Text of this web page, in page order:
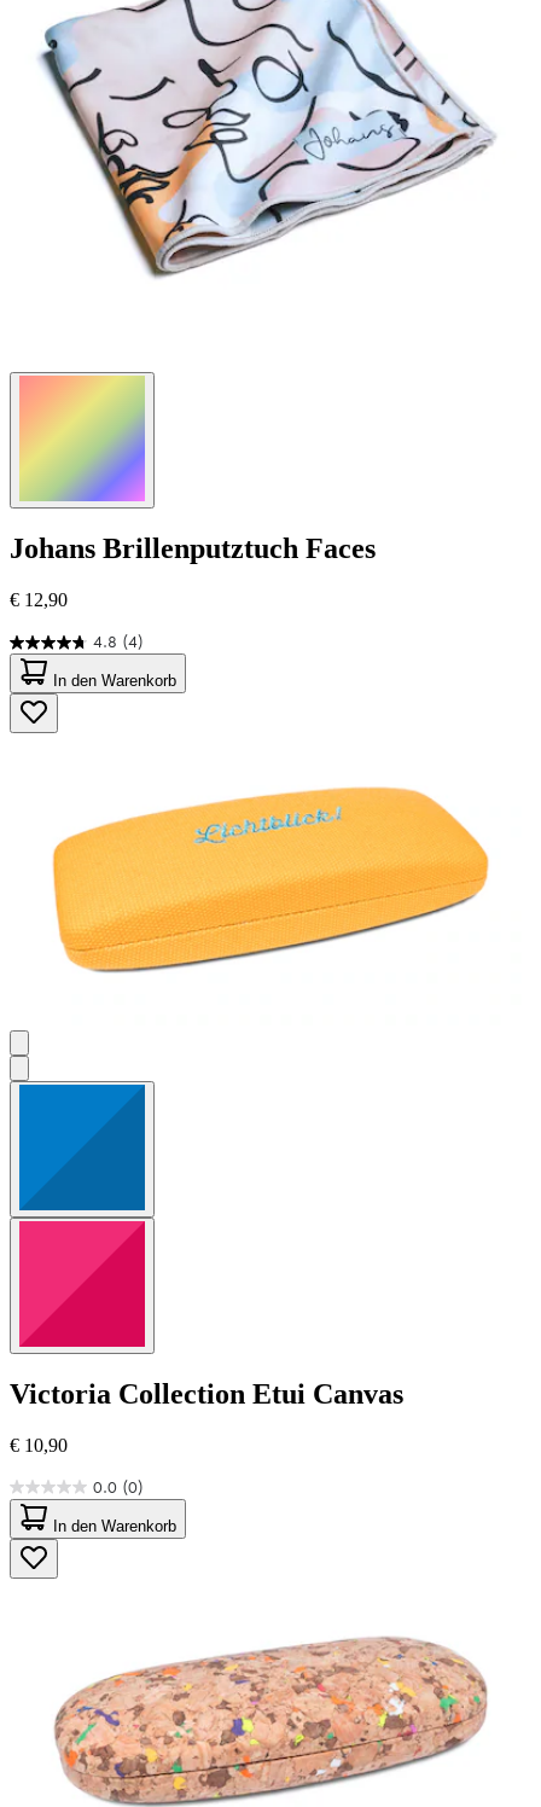
Johans Brillenputztuch Faces
€ 12,90
4.8 (4)
4.8
von
5
Sternen.
4
In den Warenkorb
Victoria Collection Etui Canvas
€ 10,90
0.0 (0)
0.0
von
5
Sternen.
In den Warenkorb